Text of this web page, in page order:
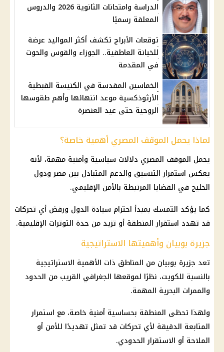
الدراسة وامتحانات الثانوية 2026 والدروس
المعلقة رسميًا
توقعات الأبراج تكشف أكثر المواليد عرضة
للخيانة العاطفية.. الجوزاء والقوس والحوت
في المقدمة
الخماسين المقدسة في الكنيسة القبطية
الأرثوذكسية موعد انتهائها وأهم طقوسها
الروحية حتى عيد العنصرة
لماذا يحمل الموقف المصري أهمية خاصة؟
يحمل الموقف المصري دلالات سياسية وأمنية مهمة، لأنه
يعكس استمرار التنسيق والدعم المتبادل بين مصر ودول
الخليج في القضايا المرتبطة بالأمن الإقليمي.
كما يؤكد التمسك بمبدأ احترام سيادة الدول ورفض أي تحركات
قد تهدد استقرار المنطقة أو تزيد من حدة التوترات الإقليمية.
جزيرة بوبيان وأهميتها الاستراتيجية
تعد جزيرة بوبيان من المناطق ذات الأهمية الاستراتيجية
بالنسبة للكويت، نظرًا لموقعها الجغرافي القريب من الحدود
والممرات البحرية المهمة.
ولهذا تحظى المنطقة بحساسية أمنية خاصة، مع استمرار
المتابعة الدقيقة لأي تحركات قد تمثل تهديدًا للأمن أو
الملاحة أو الاستقرار الحدودي.